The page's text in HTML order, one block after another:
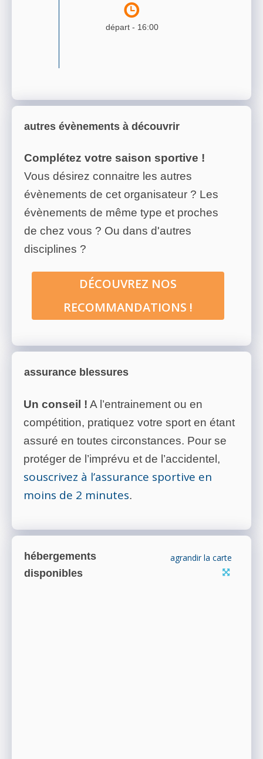
départ - 16:00
autres évènements à découvrir
Complétez votre saison sportive !
Vous désirez connaitre les autres
évènements de cet organisateur ? Les
évènements de même type et proches
de chez vous ? Ou dans d'autres
disciplines ?
DÉCOUVREZ NOS
RECOMMANDATIONS !
assurance blessures
Un conseil ! A l’entrainement ou en
compétition, pratiquez votre sport en étant
assuré en toutes circonstances. Pour se
protéger de l’imprévu et de l’accidentel,
souscrivez à l’assurance sportive en
moins de 2 minutes.
hébergements
disponibles
agrandir la carte